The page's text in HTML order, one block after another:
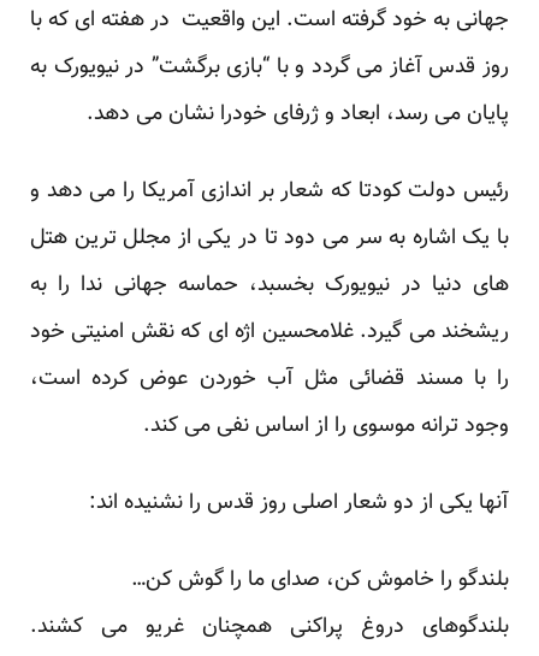
جهانی به خود گرفته است. این واقعیت در هفته ای که با
روز قدس آغاز می گردد و با “بازی برگشت” در نیویورک به
پایان می رسد، ابعاد و ژرفای خودرا نشان می دهد.
رئیس دولت کودتا که شعار بر اندازی آمریکا را می دهد و
با یک اشاره به سر می دود تا در یکی از مجلل ترین هتل
های دنیا در نیویورک بخسبد، حماسه جهانی ندا را به
ریشخند می گیرد. غلامحسین اژه ای که نقش امنیتی خود
را با مسند قضائی مثل آب خوردن عوض کرده است،
وجود ترانه موسوی را از اساس نفی می کند.
آنها یکی از دو شعار اصلی روز قدس را نشنیده اند:
بلندگو را خاموش کن، صدای ما را گوش کن…
بلندگوهای دروغ پراکنی همچنان غریو می کشند.